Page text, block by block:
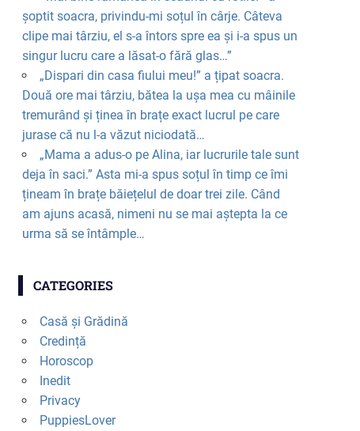
șoptit soacra, privindu-mi soțul în cârje. Câteva
clipe mai târziu, el s-a întors spre ea și i-a spus un
singur lucru care a lăsat-o fără glas…”
„Dispari din casa fiului meu!” a țipat soacra.
Două ore mai târziu, bătea la ușa mea cu mâinile
tremurând și ținea în brațe exact lucrul pe care
jurase că nu l-a văzut niciodată…
„Mama a adus-o pe Alina, iar lucrurile tale sunt
deja în saci.” Asta mi-a spus soțul în timp ce îmi
țineam în brațe băiețelul de doar trei zile. Când
am ajuns acasă, nimeni nu se mai aștepta la ce
urma să se întâmple…
CATEGORIES
Casă și Grădină
Credință
Horoscop
Inedit
Privacy
PuppiesLover